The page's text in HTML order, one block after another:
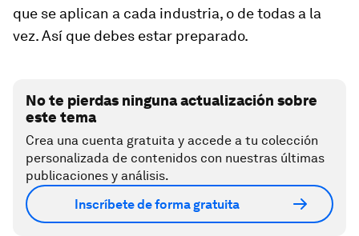
que se aplican a cada industria, o de todas a la
vez. Así que debes estar preparado.
No te pierdas ninguna actualización sobre
este tema
Crea una cuenta gratuita y accede a tu colección
personalizada de contenidos con nuestras últimas
publicaciones y análisis.
Inscríbete de forma gratuita